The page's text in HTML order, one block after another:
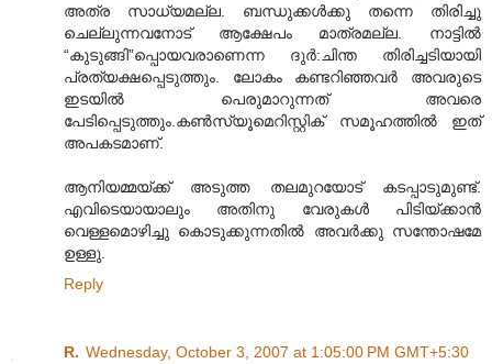
അത്ര സാധ്യമല്ല. ബന്ധുക്കള്‍ക്കു തന്നെ തിരിച്ചു
ചെല്ലുന്നവനോട് ആക്ഷേപം മാത്രമല്ല. നാട്ടില്‍
“കുടുങ്ങി”പ്പൊയവരാണെന്ന ദുര്‍:ചിന്ത തിരിച്ചടിയായി
പ്രത്യക്ഷപ്പെടുത്തും. ലോകം കണ്ടറിഞ്ഞവര്‍ അവരുടെ
ഇടയില്‍ പെരുമാറുന്നത് അവരെ
പേടിപ്പെടുത്തും.കണ്‍സ്യൂമെറിസ്റ്റിക് സമൂഹത്തില്‍ ഇത്
അപകടമാണ്.
ആനിയമ്മയ്ക്ക് അടുത്ത തലമുറയോട് കടപ്പാടുമുണ്ട്.
എവിടെയായാലും അതിനു വേരുകള്‍‍ പിടിയ്ക്കാന്‍
വെള്ളമൊഴിച്ചു കൊടുക്കുന്നതില്‍ അവര്‍ക്കു സന്തോഷമേ
ഉള്ളു.
Reply
R. Wednesday, October 3, 2007 at 1:05:00 PM GMT+5:30